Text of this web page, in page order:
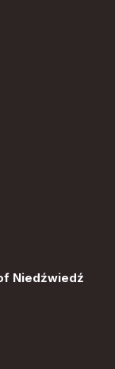
Niedźwiedź